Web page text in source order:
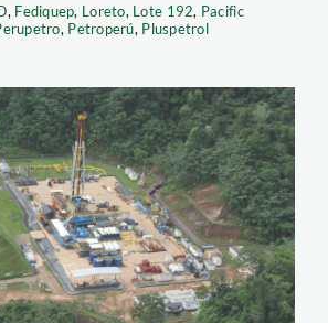
, Fediquep, Loreto, Lote 192, Pacific
, Petroperú, Pluspetrol